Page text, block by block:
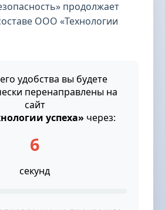
продолжает
ООО «Технологии
удобства вы будете
перенаправлены на
сайт
успеха»через:
6
секунд